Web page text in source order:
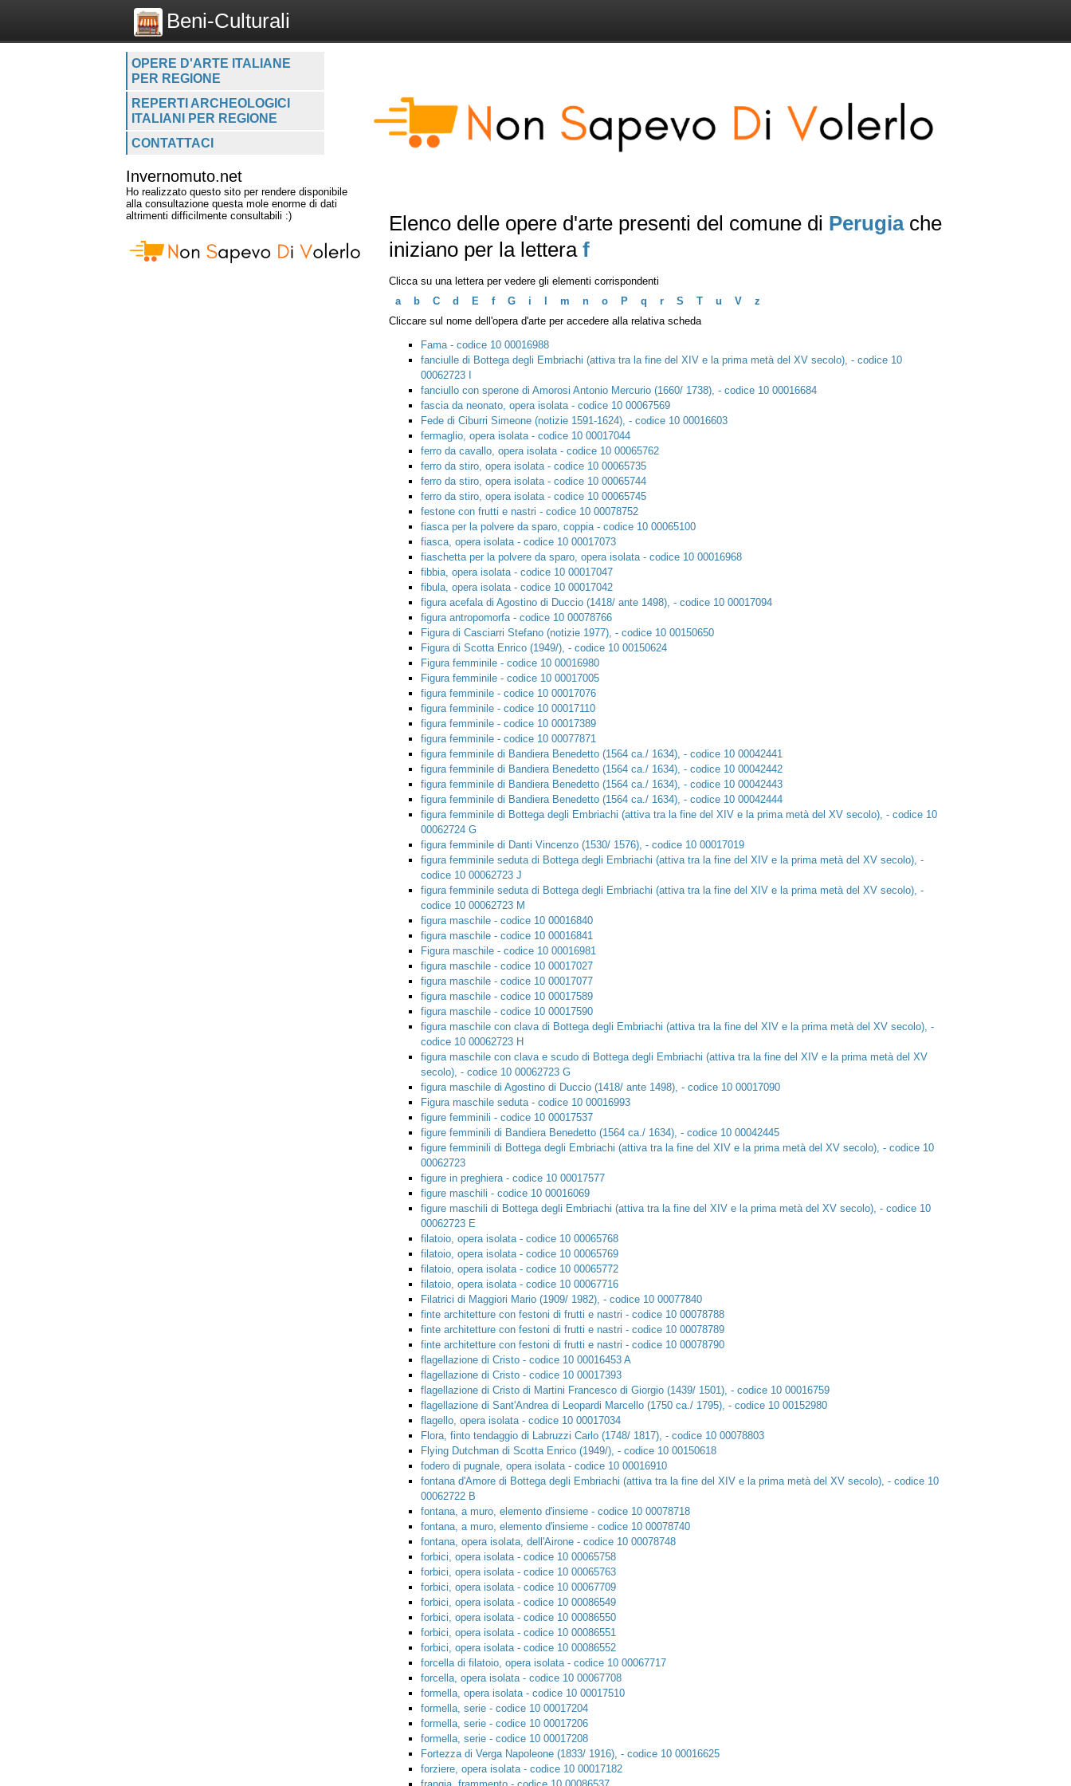
Beni-Culturali
OPERE D'ARTE ITALIANE
PER REGIONE
REPERTI ARCHEOLOGICI
ITALIANI PER REGIONE
CONTATTACI
Invernomuto.net
Ho realizzato questo sito per rendere disponibile
alla consultazione questa mole enorme di dati
altrimenti difficilmente consultabili :)
Elenco delle opere d'arte presenti del comune di Perugiache
iniziano per la lettera f
Clicca su una lettera per vedere gli elementi corrispondenti
a
b C d E f G i m n o P q r S T u V
z
Cliccare sul nome dell'opera d'arte per accedere alla relativa scheda
Fama - codice 10 00016988
fanciulle di Bottega degli Embriachi (attiva tra la fine del XIV e la prima metà del XV secolo), - codice 10
00062723 I
fanciullo con sperone di Amorosi Antonio Mercurio (1660/ 1738), - codice 10 00016684
fascia da neonato, opera isolata - codice 10 00067569
Fede di Ciburri Simeone (notizie 1591-1624), - codice 10 00016603
fermaglio, opera isolata - codice 10 00017044
ferro da cavallo, opera isolata - codice 10 00065762
ferro da stiro, opera isolata - codice 10 00065735
ferro da stiro, opera isolata - codice 10 00065744
ferro da stiro, opera isolata - codice 10 00065745
festone con frutti e nastri - codice 10 00078752
fiasca per la polvere da sparo, coppia - codice 10 00065100
fiasca, opera isolata - codice 10 00017073
fiaschetta per la polvere da sparo, opera isolata - codice 10 00016968
fibbia, opera isolata - codice 10 00017047
fibula, opera isolata - codice 10 00017042
figura acefala di Agostino di Duccio (1418/ ante 1498), - codice 10 00017094
figura antropomorfa - codice 10 00078766
Figura di Casciarri Stefano (notizie 1977), - codice 10 00150650
Figura di Scotta Enrico (1949/), - codice 10 00150624
Figura femminile - codice 10 00016980
Figura femminile - codice 10 00017005
figura femminile - codice 10 00017076
figura femminile - codice 10 00017110
figura femminile - codice 10 00017389
figura femminile - codice 10 00077871
figura femminile di Bandiera Benedetto (1564 ca./ 1634), - codice 10 00042441
figura femminile di Bandiera Benedetto (1564 ca./ 1634), - codice 10 00042442
figura femminile di Bandiera Benedetto (1564 ca./ 1634), - codice 10 00042443
figura femminile di Bandiera Benedetto (1564 ca./ 1634), - codice 10 00042444
figura femminile di Bottega degli Embriachi (attiva tra la fine del XIV e la prima metà del XV secolo), - codice 10
00062724 G
figura femminile di Danti Vincenzo (1530/ 1576), - codice 10 00017019
figura femminile seduta di Bottega degli Embriachi (attiva tra la fine del XIV e la prima metà del XV secolo), -
codice 10 00062723 J
figura femminile seduta di Bottega degli Embriachi (attiva tra la fine del XIV e la prima metà del XV secolo), -
codice 10 00062723 M
figura maschile - codice 10 00016840
figura maschile - codice 10 00016841
Figura maschile - codice 10 00016981
figura maschile - codice 10 00017027
figura maschile - codice 10 00017077
figura maschile - codice 10 00017589
figura maschile - codice 10 00017590
figura maschile con clava di Bottega degli Embriachi (attiva tra la fine del XIV e la prima metà del XV secolo), -
codice 10 00062723 H
figura maschile con clava e scudo di Bottega degli Embriachi (attiva tra la fine del XIV e la prima metà del XV
secolo), - codice 10 00062723 G
figura maschile di Agostino di Duccio (1418/ ante 1498), - codice 10 00017090
Figura maschile seduta - codice 10 00016993
figure femminili - codice 10 00017537
figure femminili di Bandiera Benedetto (1564 ca./ 1634), - codice 10 00042445
figure femminili di Bottega degli Embriachi (attiva tra la fine del XIV e la prima metà del XV secolo), - codice 10
00062723
figure in preghiera - codice 10 00017577
figure maschili - codice 10 00016069
figure maschili di Bottega degli Embriachi (attiva tra la fine del XIV e la prima metà del XV secolo), - codice 10
00062723 E
filatoio, opera isolata - codice 10 00065768
filatoio, opera isolata - codice 10 00065769
filatoio, opera isolata - codice 10 00065772
filatoio, opera isolata - codice 10 00067716
Filatrici di Maggiori Mario (1909/ 1982), - codice 10 00077840
finte architetture con festoni di frutti e nastri - codice 10 00078788
finte architetture con festoni di frutti e nastri - codice 10 00078789
finte architetture con festoni di frutti e nastri - codice 10 00078790
flagellazione di Cristo - codice 10 00016453 A
flagellazione di Cristo - codice 10 00017393
flagellazione di Cristo di Martini Francesco di Giorgio (1439/ 1501), - codice 10 00016759
flagellazione di Sant'Andrea di Leopardi Marcello (1750 ca./ 1795), - codice 10 00152980
flagello, opera isolata - codice 10 00017034
Flora, finto tendaggio di Labruzzi Carlo (1748/ 1817), - codice 10 00078803
Flying Dutchman di Scotta Enrico (1949/), - codice 10 00150618
fodero di pugnale, opera isolata - codice 10 00016910
fontana d'Amore di Bottega degli Embriachi (attiva tra la fine del XIV e la prima metà del XV secolo), - codice 10
00062722 B
fontana, a muro, elemento d'insieme - codice 10 00078718
fontana, a muro, elemento d'insieme - codice 10 00078740
fontana, opera isolata, dell'Airone - codice 10 00078748
forbici, opera isolata - codice 10 00065758
forbici, opera isolata - codice 10 00065763
forbici, opera isolata - codice 10 00067709
forbici, opera isolata - codice 10 00086549
forbici, opera isolata - codice 10 00086550
forbici, opera isolata - codice 10 00086551
forbici, opera isolata - codice 10 00086552
forcella di filatoio, opera isolata - codice 10 00067717
forcella, opera isolata - codice 10 00067708
formella, opera isolata - codice 10 00017510
formella, serie - codice 10 00017204
formella, serie - codice 10 00017206
formella, serie - codice 10 00017208
Fortezza di Verga Napoleone (1833/ 1916), - codice 10 00016625
forziere, opera isolata - codice 10 00017182